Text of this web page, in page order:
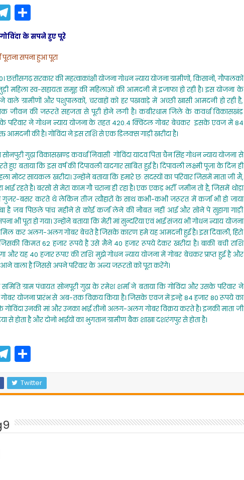
84
हजार
रूपए,
दीवाली
पर
खरीदी
मोटर
साइकिल
T
el
e
gr
a
m
S
h
ar
e
के सपने हुए पूरे
पूराना सपना हुआ पूरा
सरकार की महत्वाकांक्षी योजना गोधन न्याय योजना ग्रामीणों, किसानों, गौपालकों
महिला स्व-सहायता समूह की महिलाओं की आमदनी में इजाफा हो रही है। इस योजना के
वाले ग्रामीणों और पशुपालकों, चरवाहों को हर पखवाड़े में अच्छी खासी आमदनी हो रही है,
जीवन की जरूरतें सहजता से पूरी होने लगी है। कबीरधाम जिले के कवर्धा विकासखंड
के परिवार ने गोधन न्याय योजना के तहत 420.4 क्विंटल गोबर बेचकर इसके एवज में 84
आमदनी की है। गोविंदा ने इस राशि से एक डिलक्स गाड़ी खरीदा है।
सोनपुरी गुढ़ा विकासखण्ड कवर्धा निवासी गोविंदा यादव पिता चैन सिंह गोधन न्याय योजना से
बताया कि इस वर्ष की दिपावली यादगार साबित हुई है। दिपावली लक्ष्मी पूजा के दिन ही
सायकल खरीदा। उन्होंने बताया कि हमारे छः सदस्यों का परिवार जिसमें माता जी मैं,
भाई रहते है। बरसो से मेरा काम गौ चराना ही रहा है। एक एकड़ भर्री जमीन तो है, जिसमें थोड़ा
बसर करते थे लेकिन तीज त्यौहारों के साथ कभी-कभी जरूरत में कर्जा भी हो जाया
है जब पिछले पांच महीने से कोई कर्जा लेने की नौबत नहीं आई और सोने पे सुहागा गाड़ी
भी पूरा हो गया। उन्होंने बताया कि मेरी मां सुन्दरिया एवं भाई संजय भी गोधन न्याय योजना
कर अलग-अलग गोबर बेचते है जिसके कारण हमे यह आमदनी हुई है। इस दिवाली, हिरो
किमत 62 हजार रूपये है उसे मैने 40 हजार रूपये देकर खरीदा है। बाकी बची राशि
और यह 40 हजार रूपए की राशि मुझे गोधन न्याय योजना में गोबर बेचकर प्राप्त हुई है और
आने वाला है जिससे अपने परिवार के अन्य जरूरतों को पूरा करेंगे।
समिति ग्राम पंचायत सोनपूरी गुढ़ा के रमेश शर्मा ने बताया कि गोविंदा और उसके परिवार ने
योजना प्रारंभ से अब-तक विक्रय किया है। जिसके एवज में इन्हे 84 हजार 80 रूपये का
गोविंदा उनकी मां और उनका भाई तीनों अलग-अलग गोबर विक्रय करते है। इनकी माता जी
होता है और दोनो भाईयों का भुगतान ग्रामीण बैक शाखा दशरंगपुर से होता है।
T
el
e
gr
a
S
ar
e
Twitter